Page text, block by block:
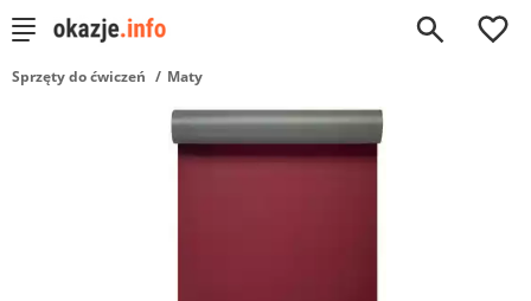
0
Sprzęty do ćwiczeń Maty